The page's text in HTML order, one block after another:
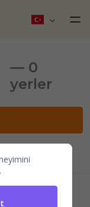
— 0
yerler